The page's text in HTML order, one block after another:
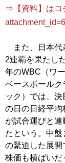
⇒【資料】はコ
また、日本代
2連覇を果たし
年のWBC（ワ
ベースボールク
ック）では、決
の日の日経平均
が試合運びと連
たという。中盤
の緊迫した展開
株価も横ばいだ